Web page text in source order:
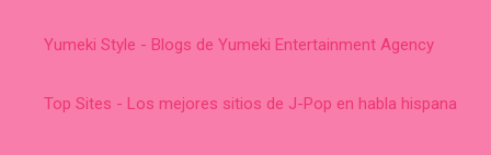
Yumeki Style - Blogs de Yumeki Entertainment Agency
Top Sites - Los mejores sitios de J-Pop en habla hispana